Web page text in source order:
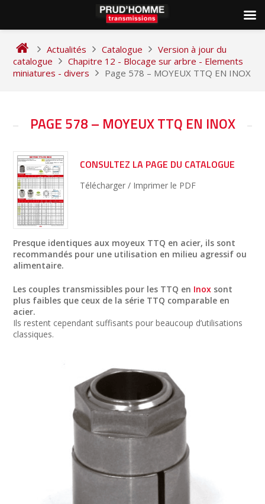
content
Actualités Catalogue
Version à jour du
catalogue
Chapitre 12 - Blocage sur arbre - Elements
miniatures - divers
Page 578 – MOYEUX TTQ EN INOX
PAGE 578 – MOYEUX TTQ EN INOX
CONSULTEZ LA PAGE DU CATALOGUE
Télécharger / Imprimer le PDF
Presque identiques aux moyeux TTQ en acier, ils sont
recommandés pour une utilisation en milieu agressif ou
alimentaire.
Les couples transmissibles pour les TTQ en Inox sont
plus faibles que ceux de la série TTQ comparable en
acier.
Ils restent cependant suffisants pour beaucoup d’utilisations
classiques.
NAVIGATION
L’ARTICLE